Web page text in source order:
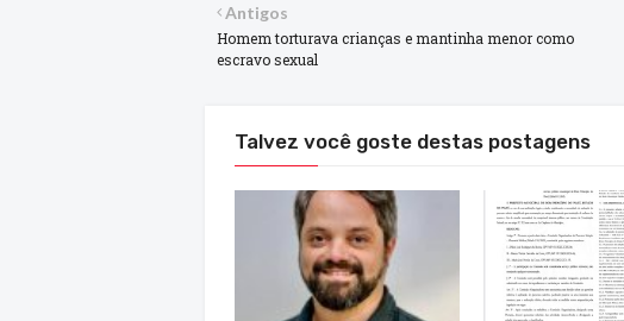
Antigos
Homem torturava crianças e mantinha menor como
escravo sexual
Talvez você goste destas postagens